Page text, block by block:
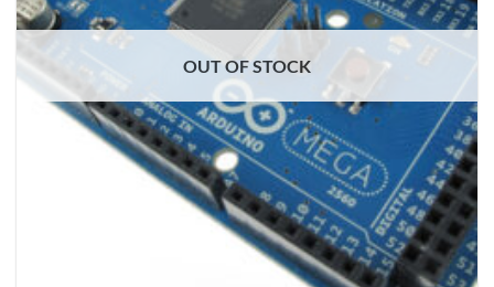
OUT OF STOCK